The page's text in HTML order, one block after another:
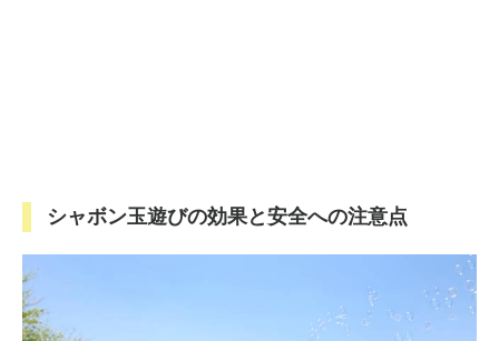
シャボン玉遊びの効果と安全への注意点